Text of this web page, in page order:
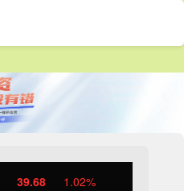
39.68 1.02%